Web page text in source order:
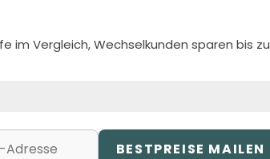
im Vergleich, Wechselkunden sparen bis zu
BESTPREISE MAILEN